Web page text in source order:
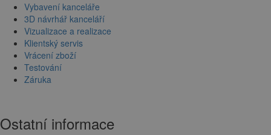
Vybavení kanceláře
3D návrhář kanceláří
Vizualizace a realizace
Klientský servis
Vrácení zboží
Testování
Záruka
Ostatní informace